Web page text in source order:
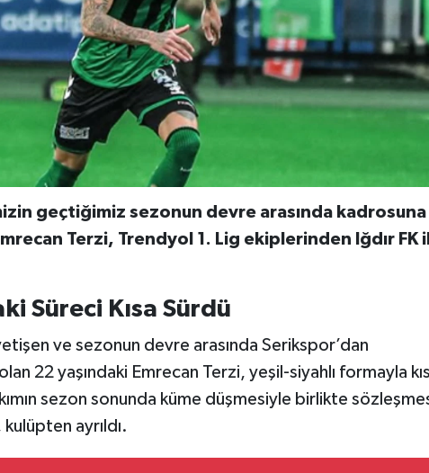
geçtiğimiz sezonun devre arasında kadrosuna
Terzi, Trendyol 1. Lig ekiplerinden Iğdır FK
Süreci Kısa Sürdü
ve sezonun devre arasında Serikspor’dan
22 yaşındaki Emrecan Terzi, yeşil-siyahlı formayla
sezon sonunda küme düşmesiyle birlikte
ayrıldı.